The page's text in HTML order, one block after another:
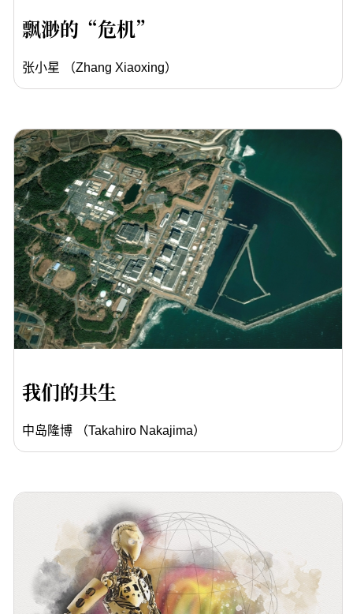
飘渺的“危机”
张小星 （Zhang Xiaoxing）
我们的共生
中岛隆博 （Takahiro Nakajima）